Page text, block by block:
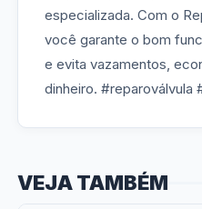
especializada. Com o
você garante o bom
e evita vazamentos,
dinheiro. #reparoválvula
VEJA TAMBÉM